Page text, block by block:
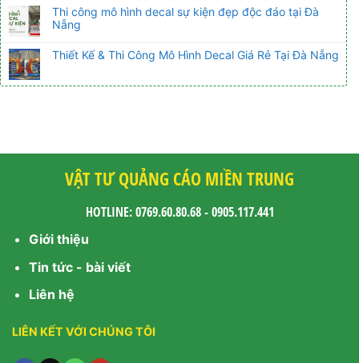
Thi công mô hình decal sự kiện đẹp độc đáo tại Đà
Nẵng
Thiết Kế & Thi Công Mô Hình Decal Giá Rẻ Tại Đà Nẵng
VẬT TƯ QUẢNG CÁO MIỀN TRUNG
HOTLINE: 0769.60.80.68 - 0905.117.441
Giới thiệu
Tin tức - bài viết
Liên hệ
LIÊN KẾT VỚI CHÚNG TÔI